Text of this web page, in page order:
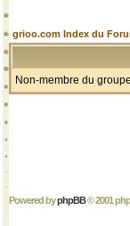
grioo.com Index du
Non-membre du groupe
Powered byphpBB© 2001